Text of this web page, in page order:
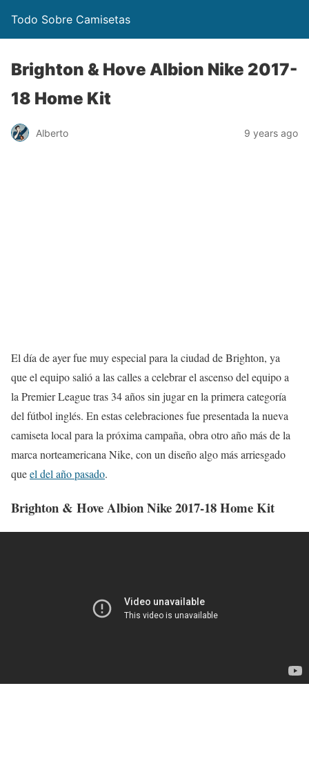
Todo Sobre Camisetas
Brighton & Hove Albion Nike 2017-
18 Home Kit
Alberto 9 years ago
El día de ayer fue muy especial para la ciudad de Brighton, ya
que el equipo salió a las calles a celebrar el ascenso del equipo a
la Premier League tras 34 años sin jugar en la primera categoría
del fútbol inglés. En estas celebraciones fue presentada la nueva
camiseta local para la próxima campaña, obra otro año más de la
marca norteamericana Nike, con un diseño algo más arriesgado
queel del año pasado.
Brighton & Hove Albion Nike 2017-18 Home Kit